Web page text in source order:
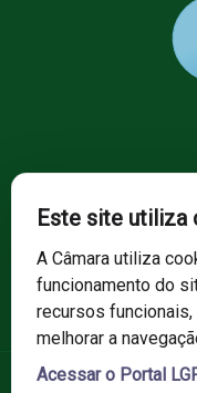
94 %
Este site utiliza
A Câmara utiliza
funcionamento do
recursos
melhorar a
Acessar o Portal